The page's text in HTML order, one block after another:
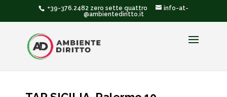
+39-376.2482 zero sette quattro
info-at-
@ambientediritto.it